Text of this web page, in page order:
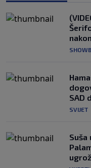
veliki
to da
SAD
SVIJET
Suša